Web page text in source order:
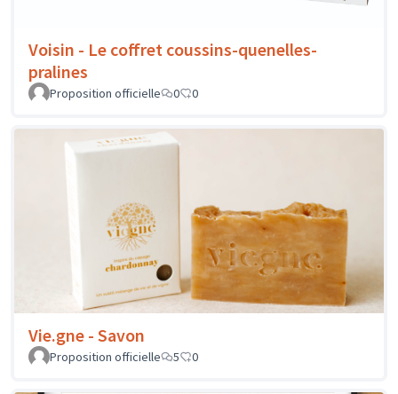
Voisin - Le coffret coussins-quenelles-
pralines
Proposition officielle 0 0
Vie.gne - Savon
Proposition officielle 5 0